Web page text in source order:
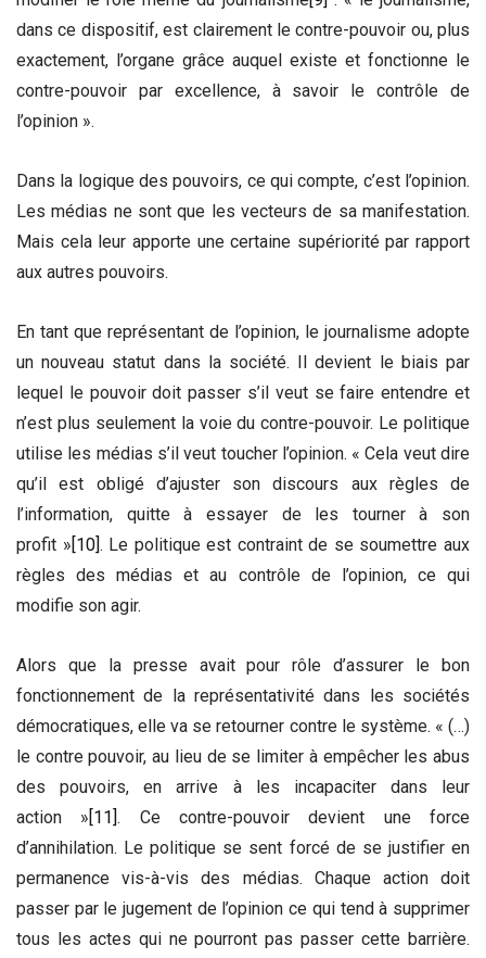
dans ce dispositif, est clairement le contre-pouvoir ou, plus
exactement, l’organe grâce auquel existe et fonctionne le
contre-pouvoir par excellence, à savoir le contrôle de
l’opinion ».
Dans la logique des pouvoirs, ce qui compte, c’est l’opinion.
Les médias ne sont que les vecteurs de sa manifestation.
Mais cela leur apporte une certaine supériorité par rapport
aux autres pouvoirs.
En tant que représentant de l’opinion, le journalisme adopte
un nouveau statut dans la société. Il devient le biais par
lequel le pouvoir doit passer s’il veut se faire entendre et
n’est plus seulement la voie du contre-pouvoir. Le politique
utilise les médias s’il veut toucher l’opinion. « Cela veut dire
qu’il est obligé d’ajuster son discours aux règles de
l’information, quitte à essayer de les tourner à son
profit » [10] . Le politique est contraint de se soumettre aux
règles des médias et au contrôle de l’opinion, ce qui
modifie son agir.
Alors que la presse avait pour rôle d’assurer le bon
fonctionnement de la représentativité dans les sociétés
démocratiques, elle va se retourner contre le système. « (…)
le contre pouvoir, au lieu de se limiter à empêcher les abus
des pouvoirs, en arrive à les incapaciter dans leur
action » [11]. Ce contre-pouvoir devient une force
d’annihilation. Le politique se sent forcé de se justifier en
permanence vis-à-vis des médias. Chaque action doit
passer par le jugement de l’opinion ce qui tend à supprimer
tous les actes qui ne pourront pas passer cette barrière.